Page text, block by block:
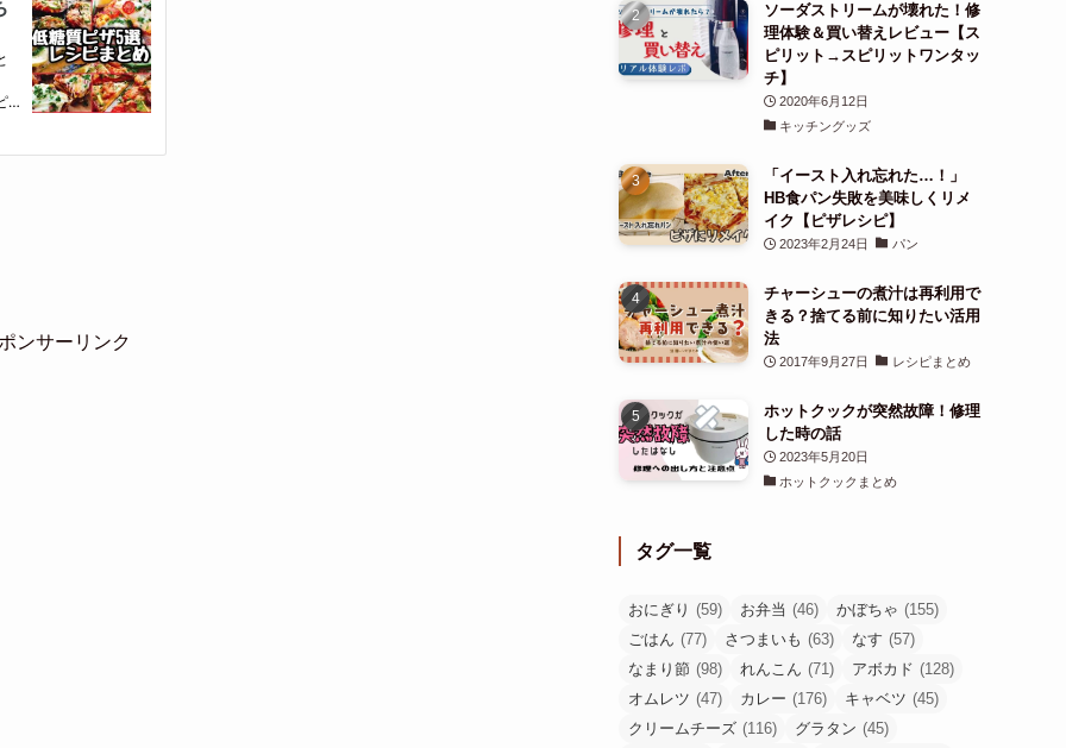
ンサーリンク
ソーダストリームが壊れた！修
理体験＆買い替えレビュー【ス
ピリット→スピリットワンタッ
チ】
2020年6月12日
キッチングッズ
「イースト入れ忘れた…！」
HB食パン失敗を美味しくリメ
イク【ピザレシピ】
2023年2月24日 パン
チャーシューの煮汁は再利用で
きる？捨てる前に知りたい活用
法
2017年9月27日 レシピまとめ
ホットクックが突然故障！修理
した時の話
2023年5月20日
ホットクックまとめ
タグ一覧
おにぎり (59) お弁当 (46) かぼちゃ (155)
ごはん (77) さつまいも (63) なす (57)
なまり節 (98) れんこん (71) アボカド (128)
オムレツ (47) カレー (176) キャベツ (45)
クリームチーズ (116) グラタン (45)